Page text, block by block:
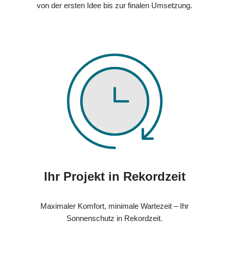
von der ersten Idee bis zur finalen Umsetzung.
Ihr Projekt in Rekordzeit
Maximaler Komfort, minimale Wartezeit – Ihr
Sonnenschutz in Rekordzeit.